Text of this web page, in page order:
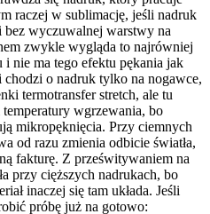
raczej w sublimację, jeśli nadruk
wyczuwalnej warstwy na
zwykle wygląda to najrówniej
nie ma tego efektu pękania jak
chodzi o nadruk tylko na nogawce,
termotransfer stretch, ale tu
wgrzewania, bo
mikropęknięcia. Przy ciemnych
od razu zmienia odbicie światła,
fakturę. Z prześwitywaniem na
przy cięższych nadrukach, bo
inaczej się tam układa. Jeśli
próbę już na gotowo: